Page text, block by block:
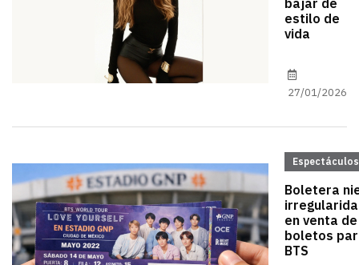
bajar de
estilo de
vida
27/01/2026
Espectáculos
Boletera
en venta de
boletos
BTS